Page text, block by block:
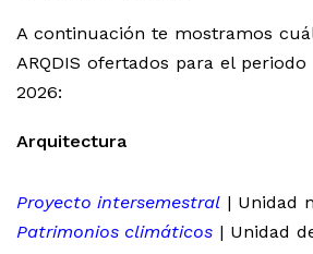
A continuación te mostramos
ARQDIS ofertados para el
2026:
Arquitectura
Proyecto intersemestral | Unidad
Patrimonios climáticos | Unidad